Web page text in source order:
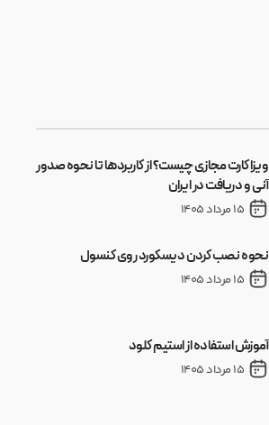
ویزا کارت مجازی چیست؟ از کاربردها تا نحوه صدور
آنی و دریافت در ایران
15 مرداد 1405
نحوه نصب کردن دیسکورد روی کنسول
15 مرداد 1405
آموزش استفاده از استیم کلود
15 مرداد 1405